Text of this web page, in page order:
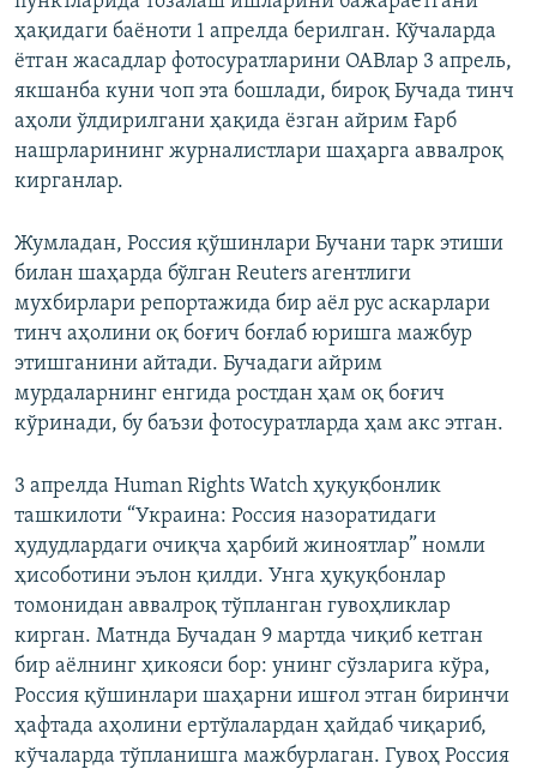
ҳақидаги баёноти 1 апрелда берилган. Кўчаларда
ётган жасадлар фотосуратларини ОАВлар 3 апрель,
якшанба куни чоп эта бошлади, бироқ Бучада тинч
аҳоли ўлдирилгани ҳақида ёзган айрим Ғарб
нашрларининг журналистлари шаҳарга аввалроқ
кирганлар.
Жумладан, Россия қўшинлари Бучани тарк этиши
билан шаҳарда бўлган Reuters агентлиги
мухбирлари репортажида бир аёл рус аскарлари
тинч аҳолини оқ боғич боғлаб юришга мажбур
этишганини айтади. Бучадаги айрим
мурдаларнинг енгида ростдан ҳам оқ боғич
кўринади, бу баъзи фотосуратларда ҳам акс этган.
3 апрелда Human Rights Watch ҳуқуқбонлик
ташкилоти “Украина: Россия назоратидаги
ҳудудлардаги очиқча ҳарбий жиноятлар” номли
ҳисоботини эълон қилди. Унга ҳуқуқбонлар
томонидан аввалроқ тўпланган гувоҳликлар
кирган. Матнда Бучадан 9 мартда чиқиб кетган
бир аёлнинг ҳикояси бор: унинг сўзларига кўра,
Россия қўшинлари шаҳарни ишғол этган биринчи
ҳафтада аҳолини ертўлалардан ҳайдаб чиқариб,
кўчаларда тўпланишга мажбурлаган. Гувоҳ Россия